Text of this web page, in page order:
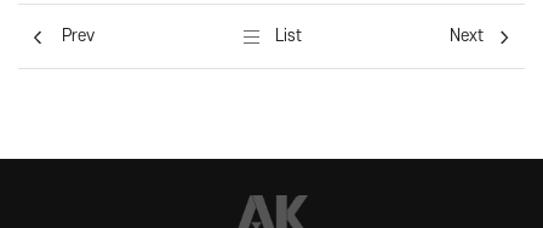
Prev List Next